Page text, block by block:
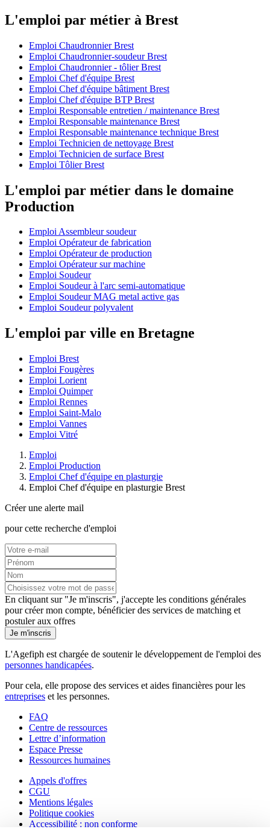
L'emploi par métier à Brest
Emploi Chaudronnier Brest
Emploi Chaudronnier-soudeur Brest
Emploi Chaudronnier - tôlier Brest
Emploi Chef d'équipe Brest
Emploi Chef d'équipe bâtiment Brest
Emploi Chef d'équipe BTP Brest
Emploi Responsable entretien / maintenance Brest
Emploi Responsable maintenance Brest
Emploi Responsable maintenance technique Brest
Emploi Technicien de nettoyage Brest
Emploi Technicien de surface Brest
Emploi Tôlier Brest
L'emploi par métier dans le domaine
Production
Emploi Assembleur soudeur
Emploi Opérateur de fabrication
Emploi Opérateur de production
Emploi Opérateur sur machine
Emploi Soudeur
Emploi Soudeur à l'arc semi-automatique
Emploi Soudeur MAG metal active gas
Emploi Soudeur polyvalent
L'emploi par ville en Bretagne
Emploi Brest
Emploi Fougères
Emploi Lorient
Emploi Quimper
Emploi Rennes
Emploi Saint-Malo
Emploi Vannes
Emploi Vitré
Emploi
Emploi Production
Emploi Chef d'équipe en plasturgie
Emploi Chef d'équipe en plasturgie Brest
Créer une alerte mail
pour cette recherche d'emploi
En cliquant sur "Je m'inscris", j'accepte les conditions générales
pour créer mon compte, bénéficier des services de matching et
postuler aux offres
Je m'inscris
L'Agefiph est chargée de soutenir le développement de l'emploi des
personnes handicapées.
Pour cela, elle propose des services et aides financières pour les
entreprises et les personnes.
FAQ
Centre de ressources
Lettre d’information
Espace Presse
Ressources humaines
Appels d'offres
CGU
Mentions légales
Politique cookies
Accessibilité : non conforme